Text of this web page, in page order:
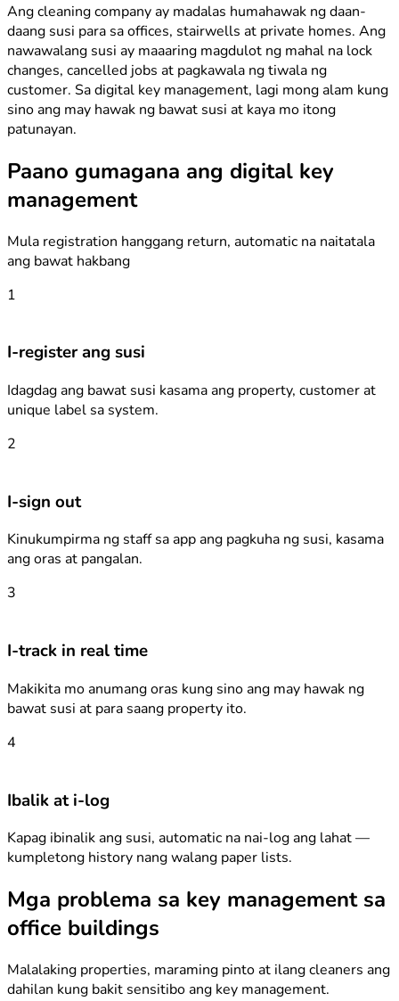
Ang cleaning company ay madalas humahawak ng daan-
daang susi para sa offices, stairwells at private homes. Ang
nawawalang susi ay maaaring magdulot ng mahal na lock
changes, cancelled jobs at pagkawala ng tiwala ng
customer. Sa digital key management, lagi mong alam kung
sino ang may hawak ng bawat susi at kaya mo itong
patunayan.
Paano gumagana ang digital key
management
Mula registration hanggang return, automatic na naitatala
ang bawat hakbang
1
I-register ang susi
Idagdag ang bawat susi kasama ang property, customer at
unique label sa system.
2
I-sign out
Kinukumpirma ng staff sa app ang pagkuha ng susi, kasama
ang oras at pangalan.
3
I-track in real time
Makikita mo anumang oras kung sino ang may hawak ng
bawat susi at para saang property ito.
4
Ibalik at i-log
Kapag ibinalik ang susi, automatic na nai-log ang lahat —
kumpletong history nang walang paper lists.
Mga problema sa key management sa
office buildings
Malalaking properties, maraming pinto at ilang cleaners ang
dahilan kung bakit sensitibo ang key management.